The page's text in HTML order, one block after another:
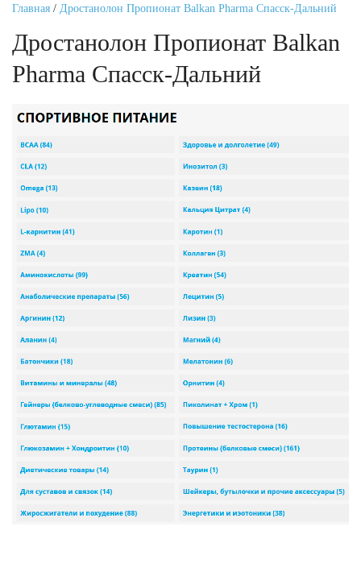
Главная / Дростанолон Пропионат Balkan Pharma Спасск-Дальний
Дростанолон Пропионат Balkan
Pharma Спасск-Дальний